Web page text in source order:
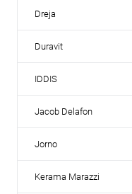
Dreja
Duravit
IDDIS
Jacob Delafon
Jorno
Kerama Marazzi